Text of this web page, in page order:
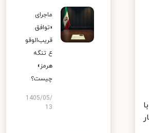
ماجرای
«توافق
قریب‌الوقو
ع تنگه
هرمز»
چیست؟
1405/05/
13